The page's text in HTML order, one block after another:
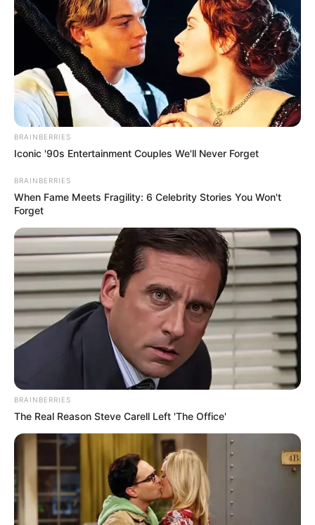
BRAINBERRIES
Iconic '90s Entertainment Couples We'll Never Forget
BRAINBERRIES
When Fame Meets Fragility: 6 Celebrity Stories You Won't
Forget
BRAINBERRIES
The Real Reason Steve Carell Left 'The Office'